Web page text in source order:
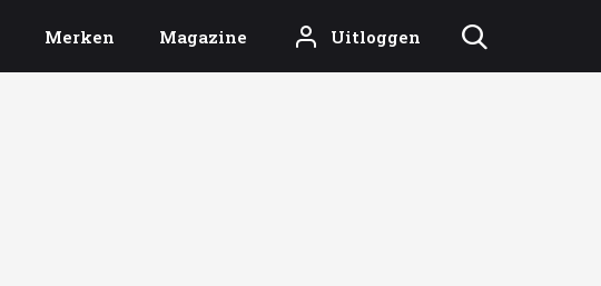
Merken Magazine Uitloggen